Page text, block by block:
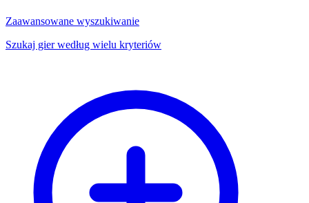
Zaawansowane wyszukiwanie
Szukaj gier według wielu kryteriów